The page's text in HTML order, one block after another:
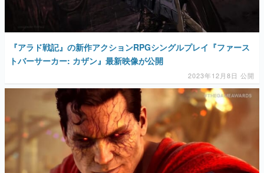
『アラド戦記』の新作アクションRPGシングルプレイ『ファース
トバーサーカー: カザン』最新映像が公開
2023年12月8日 公開